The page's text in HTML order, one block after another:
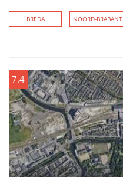
BREDA NOORD-BRABANT
7.4